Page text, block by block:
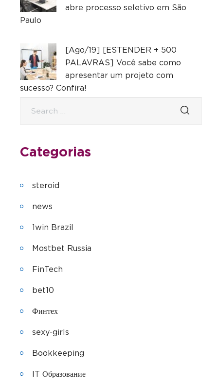
abre processo seletivo em São
Paulo
[Ago/19] [ESTENDER + 500
PALAVRAS] Você sabe como
apresentar um projeto com
sucesso? Confira!
Categorias
steroid
news
1win Brazil
Mostbet Russia
FinTech
bet10
Финтех
sexy-girls
Bookkeeping
IT Образование